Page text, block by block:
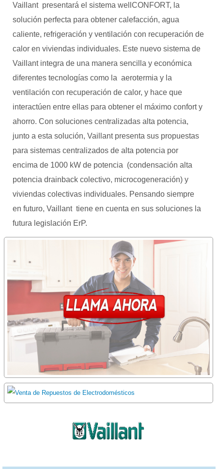
Vaillant presentará el sistema wellCONFORT, la
solución perfecta para obtener calefacción, agua
caliente, refrigeración y ventilación con recuperación de
calor en viviendas individuales. Este nuevo sistema de
Vaillant integra de una manera sencilla y económica
diferentes tecnologías como la aerotermia y la
ventilación con recuperación de calor, y hace que
interactúen entre ellas para obtener el máximo confort y
ahorro. Con soluciones centralizadas alta potencia,
junto a esta solución, Vaillant presenta sus propuestas
para sistemas centralizados de alta potencia por
encima de 1000 kW de potencia (condensación alta
potencia drainback colectivo, microcogeneración) y
viviendas colectivas individuales. Pensando siempre
en futuro, Vaillant tiene en cuenta en sus soluciones la
futura legislación ErP.